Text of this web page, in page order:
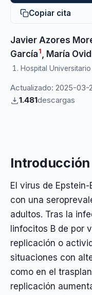
Copiar cita
Javier Azores
García 1 María
Hospital
Actualizado: 2025-03-
1.481descargas
Introducción
El virus de
con una
adultos. Tras la
linfocitos B de por
replicación o
situaciones con
como en el
replicación